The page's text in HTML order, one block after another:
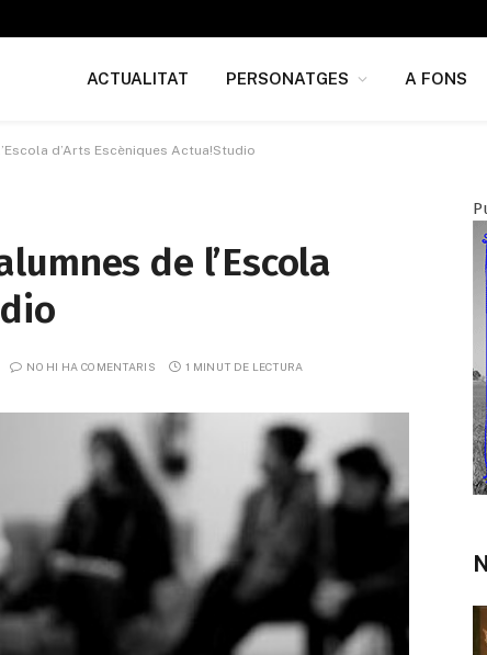
ACTUALITAT PERSONATGES A FONS
d’Arts Escèniques Actua!Studio
de l’Escola
NO HI HA COMENTARIS 1 MINUT DE LECTURA